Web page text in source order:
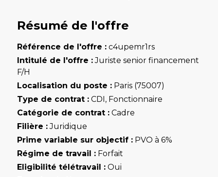
Résumé de l'offre
Référence de l'offre : c4upemr1rs
Intitulé de l'offre :Juriste senior financement
F/H
Localisation du poste : Paris (75007)
Type de contrat : CDI, Fonctionnaire
Catégorie de contrat : Cadre
Filière :Juridique
Prime variable sur objectif : PVO à 6%
Régime de travail : Forfait
Eligibilité télétravail : Oui